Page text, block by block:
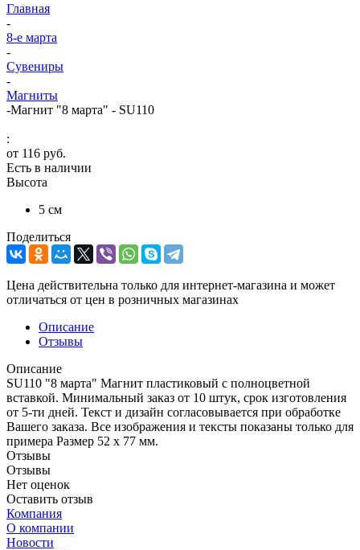
Главная
-
8-е марта
-
Сувениры
-
Магниты
-Магнит "8 марта" - SU110
:
от 116 руб.
Есть в наличии
Высота
5 см
Поделиться
Цена действительна только для интернет-магазина и может
отличаться от цен в розничных магазинах
Описание
Отзывы
Описание
SU110 "8 марта" Магнит пластиковый с полноцветной
вставкой. Минимальный заказ от 10 штук, срок изготовления
от 5-ти дней. Текст и дизайн согласовывается при обработке
Вашего заказа. Все изображения и тексты показаны только для
примера Размер 52 х 77 мм.
Отзывы
Отзывы
Нет оценок
Оставить отзыв
Компания
О компании
Новости